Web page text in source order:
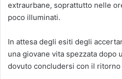
extraurbane, soprattutto nelle
poco illuminati.
In attesa degli esiti degli
una giovane vita spezzata dopo
dovuto concludersi con il ritorno